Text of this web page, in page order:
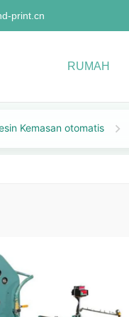
print.cn
RUMAH
Kemasan otomatis